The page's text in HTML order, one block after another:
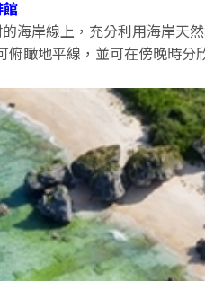
館
海岸線上，充分利用海岸
俯瞰地平線，並可在傍晚時